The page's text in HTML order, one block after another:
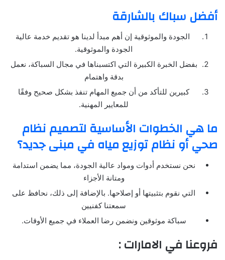
أفضل سباك بالشارقة
الجودة والموثوقية إن أهم مبدأ لدينا هو تقديم خدمة عالية
الجودة والموثوقية.
بفضل الخبرة الكبيرة التي اكتسبناها في مجال السباكة، نعمل
بدقة واهتمام
كبيرين للتأكد من أن جميع المهام تنفذ بشكل صحيح وفقًا
للمعايير المهنية.
ما هي الخطوات الأساسية لتصميم نظام
صحي أو نظام توزيع مياه في مبنى جديد؟
نحن نستخدم أدوات ومواد عالية الجودة، مما يضمن استدامة
ومتانة الأجزاء
التي نقوم بتثبيتها أو إصلاحها. بالإضافة إلى ذلك، نحافظ على
سمعتنا كفنيين
سباكة موثوقين ونضمن رضا العملاء في جميع الأوقات.
فروعنا في الامارات :